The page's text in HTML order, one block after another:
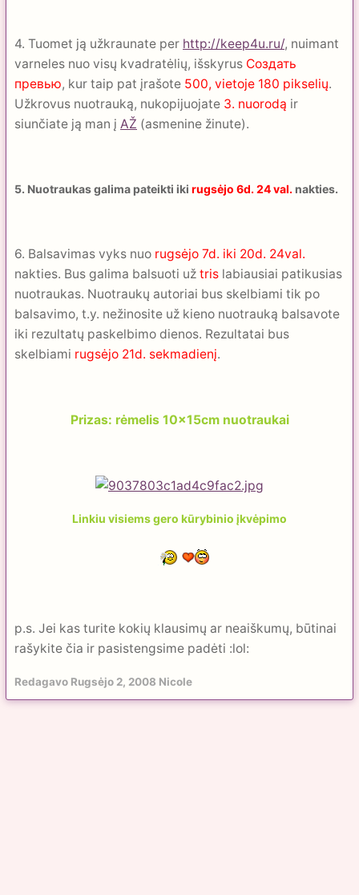
4. Tuomet ją užkraunate per http://keep4u.ru/, nuimant
varneles nuo visų kvadratėlių, išskyrus Создать
превью, kur taip pat įrašote 500, vietoje 180 pikselių.
Užkrovus nuotrauką, nukopijuojate 3. nuorodą ir
siunčiate ją man į AŽ (asmenine žinute).
5. Nuotraukas galima pateikti iki rugsėjo 6d. 24 val.nakties.
6. Balsavimas vyks nuo rugsėjo 7d. iki 20d. 24val.
nakties. Bus galima balsuoti už tris labiausiai patikusias
nuotraukas. Nuotraukų autoriai bus skelbiami tik po
balsavimo, t.y. nežinosite už kieno nuotrauką balsavote
iki rezultatų paskelbimo dienos. Rezultatai bus
skelbiami rugsėjo 21d. sekmadienį.
Prizas: rėmelis 10x15cm nuotraukai
Linkiu visiems gero kūrybinio įkvėpimo
p.s. Jei kas turite kokių klausimų ar neaiškumų, būtinai
rašykite čia ir pasistengsime padėti :lol:
Redagavo Rugsėjo 2, 2008 Nicole